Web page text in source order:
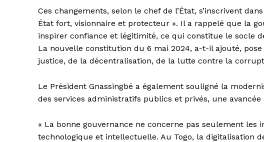
Ces changements, selon le chef de l’État, s’inscrivent
État fort, visionnaire et protecteur ». Il a rappelé que la
inspirer confiance et légitimité, ce qui constitue le socle
La nouvelle constitution du 6 mai 2024, a-t-il ajouté,
justice, de la décentralisation, de la lutte contre la
Le Président Gnassingbé a également souligné la
des services administratifs publics et privés, une
« La bonne gouvernance ne concerne pas seulement
technologique et intellectuelle. Au Togo, la digitalisation